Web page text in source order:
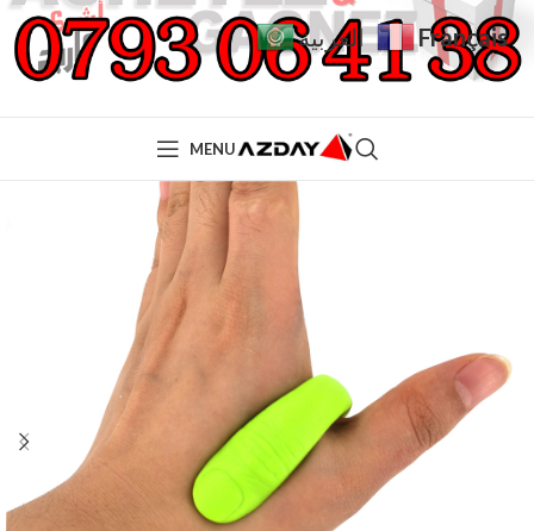
MENU
العربية Français